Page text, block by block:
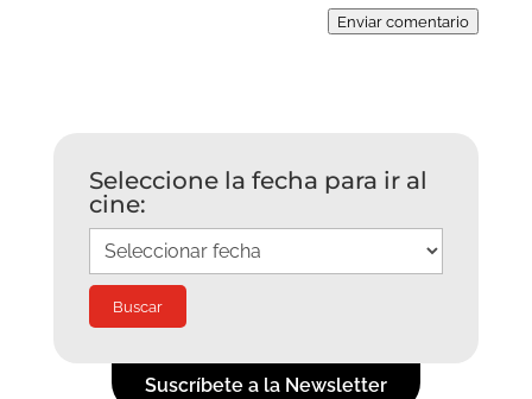
Enviar comentario
Seleccione la fecha para ir al
cine:
Suscríbete a la Newsletter